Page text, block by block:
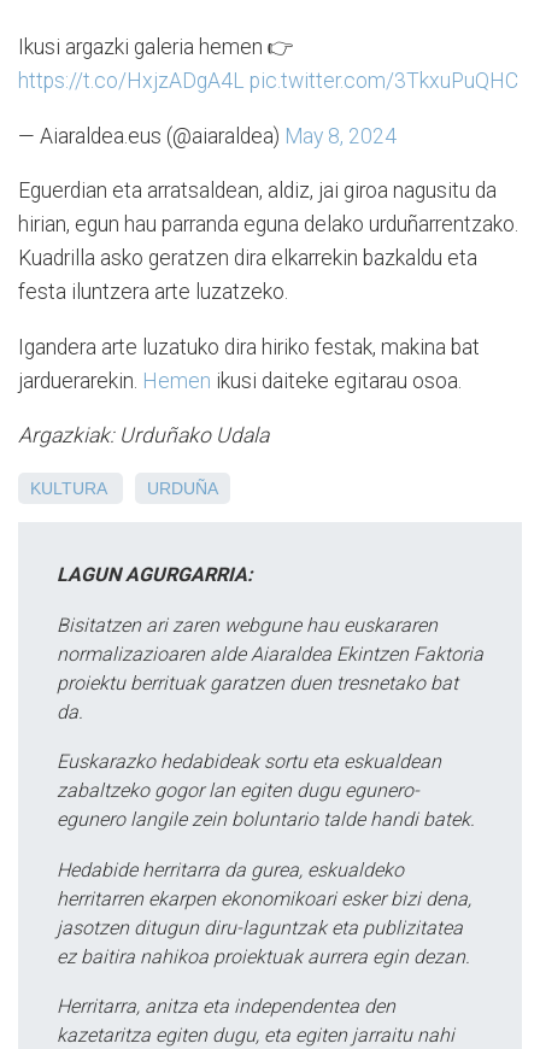
Ikusi argazki galeria hemen 👉
https://t.co/HxjzADgA4L pic.twitter.com/3TkxuPuQHC
— Aiaraldea.eus (@aiaraldea) May 8, 2024
Eguerdian eta arratsaldean, aldiz, jai giroa nagusitu da
hirian, egun hau parranda eguna delako urduñarrentzako.
Kuadrilla asko geratzen dira elkarrekin bazkaldu eta
festa iluntzera arte luzatzeko.
Igandera arte luzatuko dira hiriko festak, makina bat
jarduerarekin. Hemen ikusi daiteke egitarau osoa.
Argazkiak: Urduñako Udala
KULTURA URDUÑA
LAGUN AGURGARRIA:
Bisitatzen ari zaren webgune hau euskararen
normalizazioaren alde Aiaraldea Ekintzen Faktoria
proiektu berrituak garatzen duen tresnetako bat
da.
Euskarazko hedabideak sortu eta eskualdean
zabaltzeko gogor lan egiten dugu egunero-
egunero langile zein boluntario talde handi batek.
Hedabide herritarra da gurea, eskualdeko
herritarren ekarpen ekonomikoari esker bizi dena,
jasotzen ditugun diru-laguntzak eta publizitatea
ez baitira nahikoa proiektuak aurrera egin dezan.
Herritarra, anitza eta independentea den
kazetaritza egiten dugu, eta egiten jarraitu nahi